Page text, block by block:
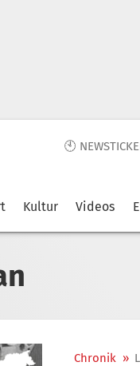
🕙
Kultur Videos
Chronik »